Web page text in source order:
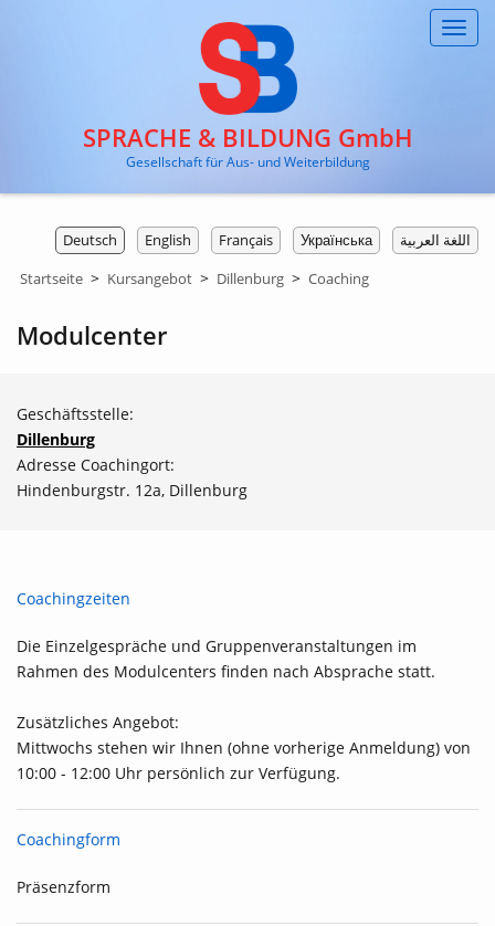
SPRACHE & BILDUNG GmbH
Gesellschaft für Aus- und Weiterbildung
اللغة العربية Українська
Français
English
Deutsch
Startseite > Kursangebot > Dillenburg > Coaching
Modulcenter
Geschäftsstelle:
Dillenburg
Adresse Coachingort:
Hindenburgstr. 12a, Dillenburg
Coachingzeiten
Die Einzelgespräche und Gruppenveranstaltungen im
Rahmen des Modulcenters finden nach Absprache statt.
Zusätzliches Angebot:
Mittwochs stehen wir Ihnen (ohne vorherige Anmeldung) von
10:00 - 12:00 Uhr persönlich zur Verfügung.
Coachingform
Präsenzform